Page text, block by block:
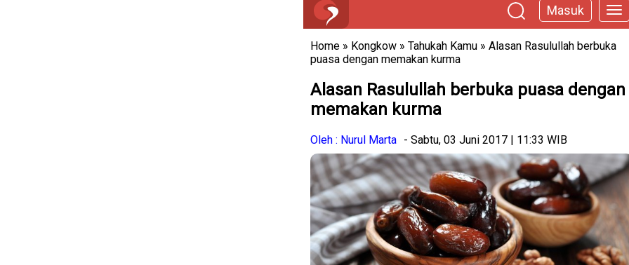
Masuk
Home » Kongkow » Tahukah Kamu » Alasan Rasulullah berbuka
puasa dengan memakan kurma
Alasan Rasulullah berbuka puasa dengan
memakan kurma
Oleh : Nurul Marta - Sabtu, 03 Juni 2017 | 11:33 WIB